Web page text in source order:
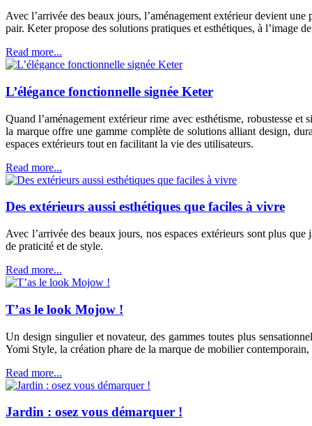
Avec l’arrivée des beaux jours, l’aménagement extérieur devient
pair. Keter propose des solutions pratiques et esthétiques, à l’image
Read more...
L’élégance fonctionnelle signée Keter
Quand l’aménagement extérieur rime avec esthétisme, robustesse
la marque offre une gamme complète de solutions alliant design,
espaces extérieurs tout en facilitant la vie des utilisateurs.
Read more...
Des extérieurs aussi esthétiques que faciles à vivre
Avec l’arrivée des beaux jours, nos espaces extérieurs sont plus
de praticité et de style.
Read more...
T’as le look Mojow !
Un design singulier et novateur, des gammes toutes plus
Yomi Style, la création phare de la marque de mobilier
Read more...
Jardin : osez vous démarquer !